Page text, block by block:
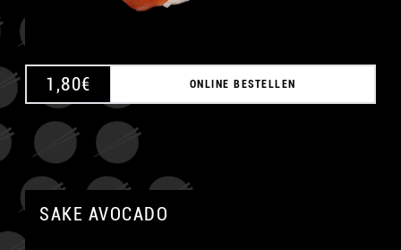
1,80€ ONLINE BESTELLEN
SAKE AVOCADO